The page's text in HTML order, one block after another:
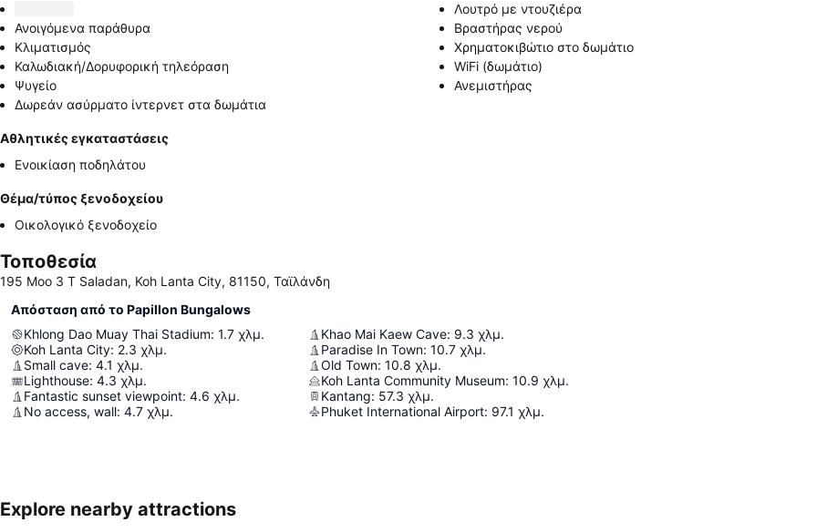
Λουτρό με ντουζιέρα
Ανοιγόμενα παράθυρα
Βραστήρας νερού
Κλιματισμός
Χρηματοκιβώτιο στο δωμάτιο
Καλωδιακή/Δορυφορική τηλεόραση
WiFi (δωμάτιο)
Ψυγείο
Ανεμιστήρας
Δωρεάν ασύρματο ίντερνετ στα δωμάτια
Αθλητικές εγκαταστάσεις
Ενοικίαση ποδηλάτου
Θέμα/τύπος ξενοδοχείου
Οικολογικό ξενοδοχείο
Τοποθεσία
195 Moo 3 T Saladan, Koh Lanta City, 81150, Ταϊλάνδη
Απόσταση από το Papillon Bungalows
Khlong Dao Muay Thai Stadium: 1.7 χλμ.
Koh Lanta City: 2.3 χλμ.
Small cave: 4.1 χλμ.
Lighthouse: 4.3 χλμ.
Fantastic sunset viewpoint: 4.6 χλμ.
No access, wall: 4.7 χλμ.
Khao Mai Kaew Cave: 9.3 χλμ.
Paradise In Town: 10.7 χλμ.
Old Town: 10.8 χλμ.
Koh Lanta Community Museum: 10.9 χλμ.
Kantang: 57.3 χλμ.
Phuket International Airport: 97.1 χλμ.
Explore nearby attractions